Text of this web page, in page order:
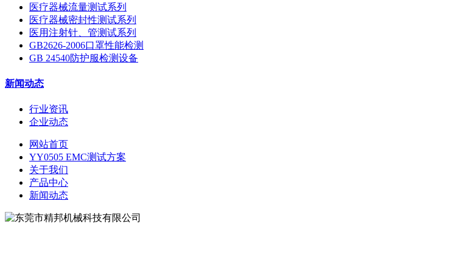
医疗器械流量测试系列
医疗器械密封性测试系列
医用注射针、管测试系列
GB2626-2006口罩性能检测
GB 24540防护服检测设备
新闻动态
行业资讯
企业动态
网站首页
YY0505 EMC测试方案
关于我们
产品中心
新闻动态